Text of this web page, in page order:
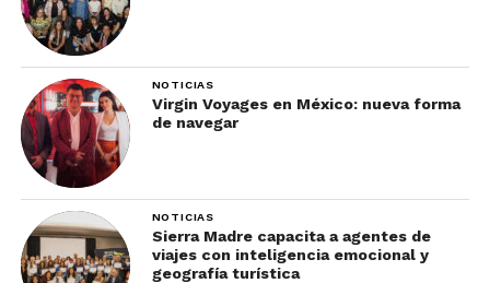
NOTICIAS
Virgin Voyages en México: nueva forma
de navegar
NOTICIAS
Sierra Madre capacita a agentes de
viajes con inteligencia emocional y
geografía turística